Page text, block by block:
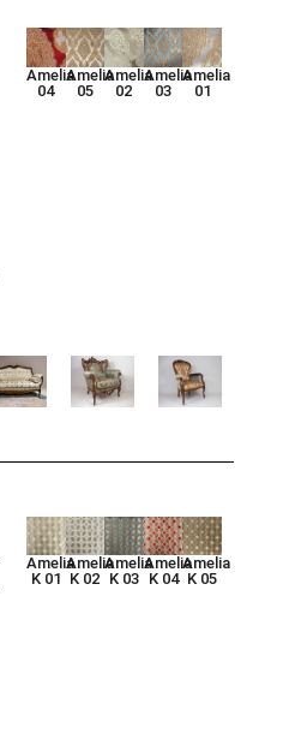
Amelia
04
Amelia
05
Amelia
02
Amelia
03
Amelia
01
Amelia
K 01
Amelia
K 02
Amelia
K 03
Amelia
K 04
Amelia
K 05